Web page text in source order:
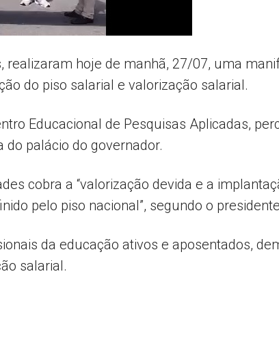
realizaram hoje de manhã, 27/07, uma
do piso salarial e valorização salarial.
Educacional de Pesquisas Aplicadas,
palácio do governador.
cobra a “valorização devida e a
pelo piso nacional”, segundo o
da educação ativos e aposentados,
salarial.